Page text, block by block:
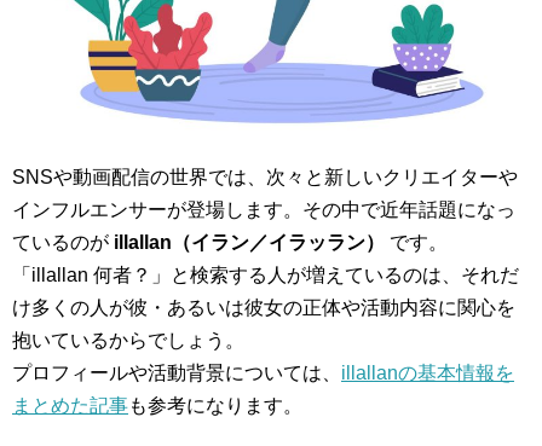
SNSや動画配信の世界では、次々と新しいクリエイターや
インフルエンサーが登場します。その中で近年話題になっ
ているのが illallan（イラン／イラッラン）
です。
「illallan 何者？」と検索する人が増えているのは、それだ
け多くの人が彼・あるいは彼女の正体や活動内容に関心を
抱いているからでしょう。
プロフィールや活動背景については、 illallanの基本情報を
まとめた記事も参考になります。